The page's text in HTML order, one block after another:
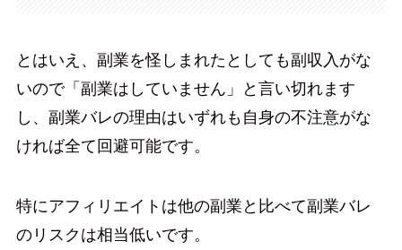
とはいえ、副業を怪しまれたとしても副収入がな
いので「副業はしていません」と言い切れます
し、副業バレの理由はいずれも自身の不注意がな
ければ全て回避可能です。
特にアフィリエイトは他の副業と比べて副業バレ
のリスクは相当低いです。